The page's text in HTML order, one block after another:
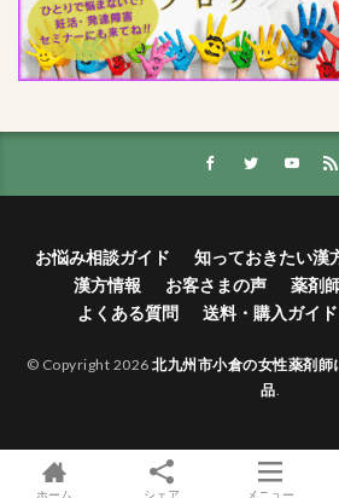
お悩み相談ガイド 知っておきたい漢
漢方情報
お客さまの声 薬剤
よくある質問
送料・購入ガイド
© Copyright 2026北九州市小倉の女性薬剤
品.
ホーム シェア メニュー